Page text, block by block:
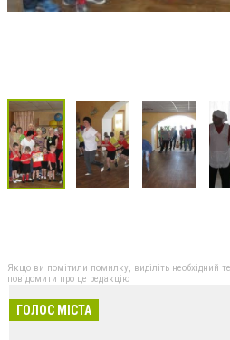
Якщо ви помітили помилку, виділіть необхідний
повідомити про це редакцію
ГОЛОС МІСТА